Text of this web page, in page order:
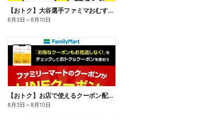
【おトク】大谷選手ファミマおむすび割
8月3日 ～8月10日
【おトク】お店で使えるクーポン配信中
8月3日 ～8月10日